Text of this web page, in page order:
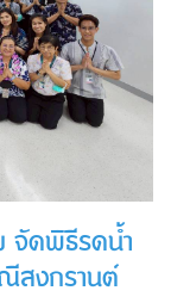
จัดพิธีรดน้ำ
สงกรานต์